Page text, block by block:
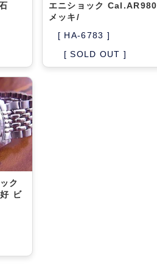
エニショック Cal.AR980
メッキ/
[ HA-6783 ]
[ SOLD OUT ]
ク
ビ